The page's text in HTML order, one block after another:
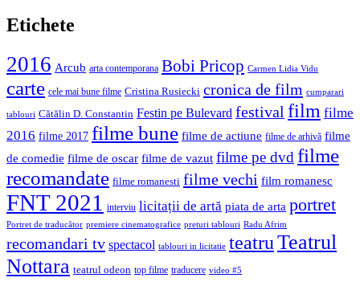
Etichete
2016 Arcub arta contemporana Bobi Pricop Carmen Lidia Vidu
carte cele mai bune filme Cristina Rusiecki cronica de film cumparari
tablouri Cătălin D. Constantin Festin pe Bulevard festival film filme
2016 filme 2017 filme bune filme de actiune filme de arhivă filme
de comedie filme de oscar filme de vazut filme pe dvd filme
recomandate filme romanesti filme vechi film romanesc
FNT 2021 interviu licitații de artă piata de arta portret
Portret de traducător premiere cinematografice preturi tablouri Radu Afrim
recomandari tv spectacol tablouri in licitatie teatruTeatrul
Nottara teatrul odeon top filme traducere video #5